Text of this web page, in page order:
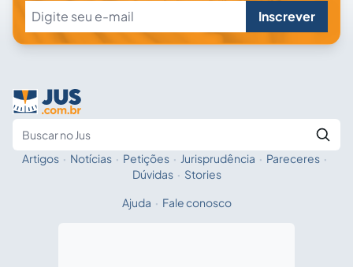
Inscrever
Fale com a IA
Artigos · Notícias · Petições · Jurisprudência · Pareceres ·
Dúvidas · Stories
Ajuda · Fale conosco